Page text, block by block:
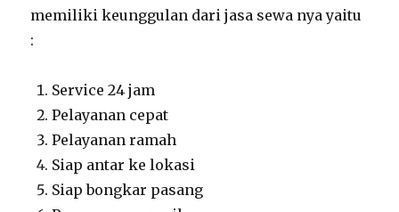
memiliki keunggulan dari jasa sewa nya yaitu
:
Service 24 jam
Pelayanan cepat
Pelayanan ramah
Siap antar ke lokasi
Siap bongkar pasang